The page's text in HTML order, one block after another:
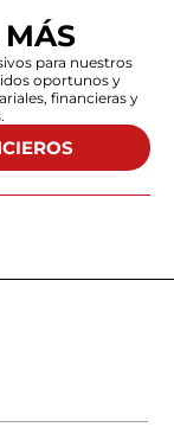
para nuestros
oportunos y
financieras y